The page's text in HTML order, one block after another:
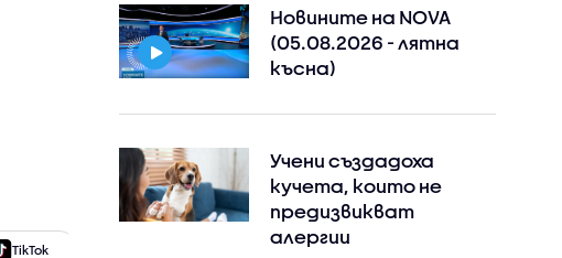
TikTok Facebook
Новините на NOVA
(05.08.2026 - лятна
късна)
Учени създадоха
кучета, които не
предизвикват
алергии